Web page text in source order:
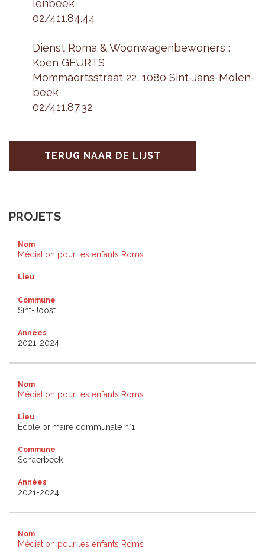
len­beek
02/411.84.44
Dienst Roma & Woon­wa­gen­be­wo­ners :
Koen GEURTS
Mom­maerts­straat 22, 1080 Sint-Jans-Mo­len­
beek
02/411.87.32
TERUG NAAR DE LIJST
PROJETS
Nom
Médiation pour les enfants Roms
Lieu
Commune
Sint-Joost
Années
2021-2024
Nom
Médiation pour les enfants Roms
Lieu
École primaire communale n°1
Commune
Schaerbeek
Années
2021-2024
Nom
Médiation pour les enfants Roms